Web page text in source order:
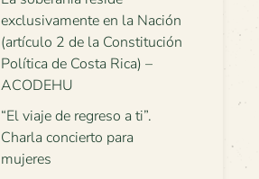
exclusivamente en la Nación
(artículo 2 de la Constitución
Política de Costa Rica) –
ACODEHU
“El viaje de regreso a ti”.
Charla concierto para
mujeres